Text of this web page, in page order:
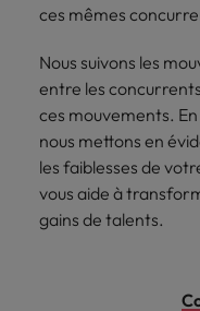
ces mêmes
Nous suivons les
entre les
ces mouvements.
nous mettons en
les faiblesses de
vous aide à
gains de talents.